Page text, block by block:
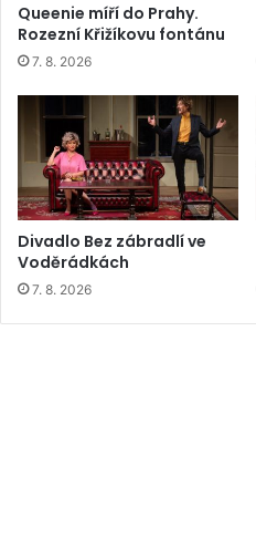
Queenie míří do Prahy.
Rozezní Křižíkovu fontánu
7. 8. 2026
Divadlo Bez zábradlí ve
Voděrádkách
7. 8. 2026